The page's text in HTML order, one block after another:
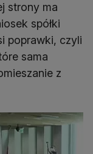
strony ma
spółki
poprawki, czyli
sama
z